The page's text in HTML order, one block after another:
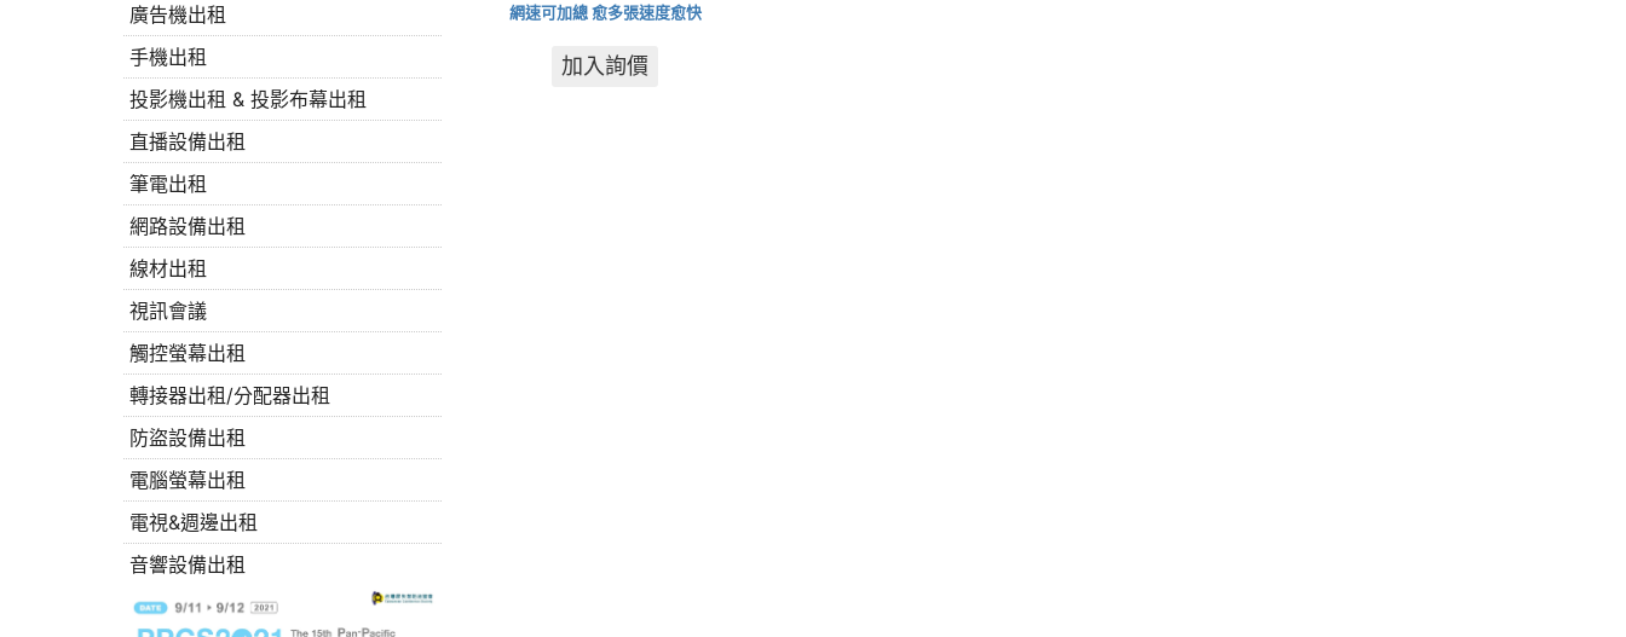
廣告機出租
手機出租
投影機出租 & 投影布幕出租
直播設備出租
筆電出租
網路設備出租
線材出租
視訊會議
觸控螢幕出租
轉接器出租/分配器出租
防盜設備出租
電腦螢幕出租
電視&週邊出租
音響設備出租
網速可加總 愈多張速度愈快
加入詢價